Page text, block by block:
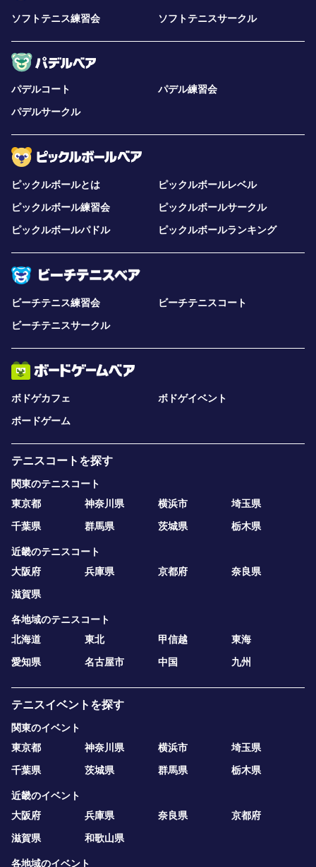
ソフトテニス練習会 ソフトテニスサークル
パデルコート
パデル練習会
パデルサークル
ピックルボールとは
ピックルボールレベル
ピックルボール練習会
ピックルボールサークル
ピックルボールパドル
ピックルボールランキング
ビーチテニス練習会
ビーチテニスコート
ビーチテニスサークル
ボドゲカフェ
ボドゲイベント
ボードゲーム
テニスコートを探す
関東のテニスコート
東京都
神奈川県 横浜市
埼玉県
千葉県
群馬県 茨城県 栃木県
近畿のテニスコート
大阪府
兵庫県 京都府
奈良県
滋賀県
各地域のテニスコート
北海道
東北 甲信越
東海
愛知県
名古屋市 中国 九州
テニスイベントを探す
関東のイベント
東京都
神奈川県 横浜市
埼玉県
千葉県
茨城県 群馬県 栃木県
近畿のイベント
大阪府
兵庫県 奈良県
京都府
滋賀県
和歌山県
各地域のイベント